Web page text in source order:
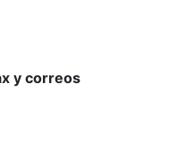
y correos